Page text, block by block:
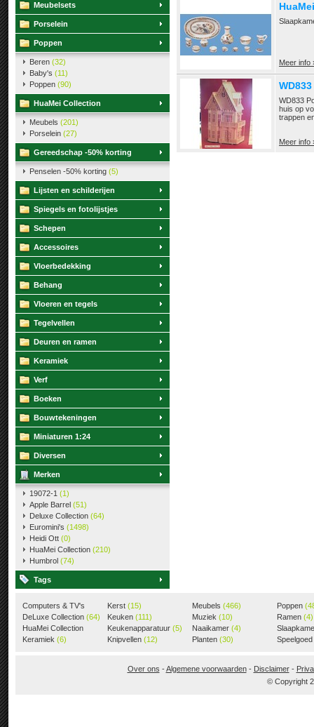
Meubelsets
Porselein
Poppen
Beren (32)
Baby's (11)
Poppen (90)
HuaMei Collection
Meubels (201)
Porselein (27)
Gereedschap -50% korting
Penselen -50% korting (5)
Lijsten en schilderijen
Spiegels en fotolijstjes
Schepen
Accessoires
Vloerbedekking
Behang
Vloeren en tegels
Tegelvellen
Deuren en ramen
Keramiek
Verf
Boeken
Bouwtekeningen
Miniaturen 1:24
Diversen
Merken
19072-1 (1)
Apple Barrel (51)
Deluxe Collection (64)
Euromini's (1498)
Heidi Ott (0)
HuaMei Collection (210)
Humbrol (74)
Tags
Meer info
WD833
huis op
trappen
Meer info
Computers & TV's
(18)
DeLuxe Collection (64)
HuaMei Collection
(205)
Keramiek (6)
Kerst (15)
Keuken (111)
Keukenapparatuur (5)
Knipvellen (12)
Meubels (466)
Muziek (10)
Naaikamer (4)
Planten (30)
Poppen
Ramen (4)
Speelgoed
Over ons -Algemene voorwaarden- Disclaimer-
© Copyright